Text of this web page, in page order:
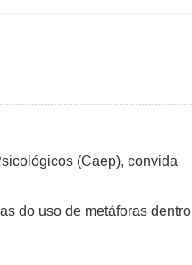
(Caep), convida
do uso de metáforas dentro